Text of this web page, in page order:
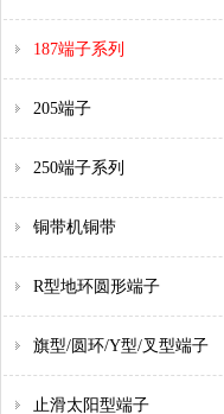
187端子系列
205端子
250端子系列
铜带机铜带
R型地环圆形端子
旗型/圆环/Y型/叉型端子
止滑太阳型端子